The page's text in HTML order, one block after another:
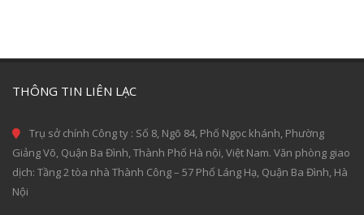
THÔNG TIN LIÊN LẠC
Trụ sở chính Công ty : Số 8, Ngõ 84, Phố Ngọc khánh, Phường
Giảng Võ, Quận Ba Đình, Thành Phố Hà nội, Việt Nam. Văn phòng giao
dịch: Tầng 2 tòa nhà Thành Công – 57 Phố Láng Hạ, Quận Ba Đình, Hà
Nội